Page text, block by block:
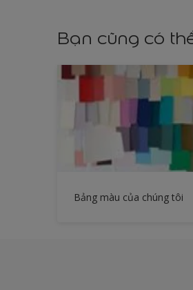
Bạn cũng có
Bảng màu của chúng tôi